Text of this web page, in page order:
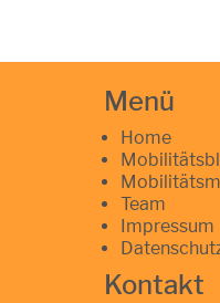
Menü
Home
Team
Impressum
Kontakt